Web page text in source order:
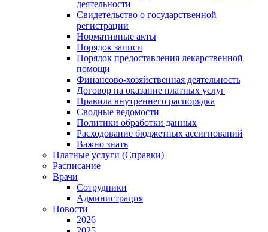
деятельности
Свидетельство о государственной
регистрации
Нормативные акты
Порядок записи
Порядок предоставления лекарственной
помощи
Финансово-хозяйственная деятельность
Договор на оказание платных услуг
Правила внутреннего распорядка
Сводные ведомости
Политики обработки данных
Расходование бюджетных ассигнований
Важно знать
Платные услуги (Справки)
Расписание
Врачи
Сотрудники
Администрация
Новости
2026